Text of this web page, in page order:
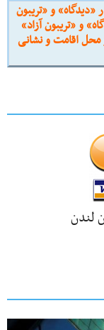
و «تریبون
و «تریبون آزاد»
اقامت و نشانی
لندن